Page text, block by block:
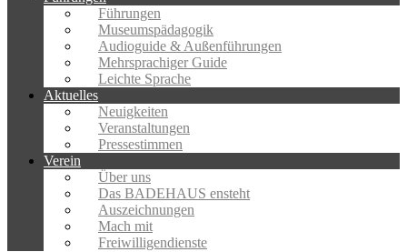
Führungen
Museumspädagogik
Audioguide & Außenführungen
Mehrsprachiger Guide
Leichte Sprache
Aktuelles
Neuigkeiten
Veranstaltungen
Pressestimmen
Verein
Über uns
Das BADEHAUS ensteht
Auszeichnungen
Mach mit
Freiwilligendienste